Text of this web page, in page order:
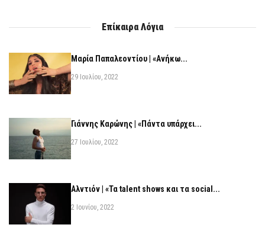
Επίκαιρα Λόγια
Μαρία Παπαλεοντίου | «Ανήκω...
29 Ιουλίου, 2022
Γιάννης Καρώνης | «Πάντα υπάρχει...
27 Ιουλίου, 2022
Αλντιόν | «Τα talent shows και τα social...
2 Ιουνίου, 2022